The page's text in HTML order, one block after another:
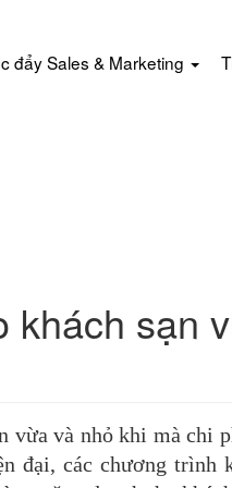
đẩy Sales & Marketing
khách sạn
vừa và nhỏ khi mà chi
đại, các chương trình